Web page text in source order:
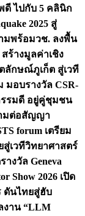
ดี ไปกับ 5 คลินิก
2025 สู่
มพร้อมวช. ลงพื้น
ร้างมูลค่าเชิง
ลักษณ์ภูเก็ต สู่เวที
มอบรางวัล CSR-
รรมดี อยู่คู่ชุมชน
มต่อสัญญา
forum เตรียม
สู่เวทีวิทยาศาสตร์
งวัล Geneva
Show 2026 เปิด
ดันไทยสู่ฮับ
งาน “LLM